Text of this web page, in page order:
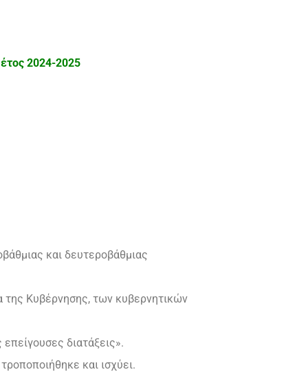
2024-2025
και δευτεροβάθμιας
της Κυβέρνησης, των κυβερνητικών
διατάξεις».
και ισχύει.